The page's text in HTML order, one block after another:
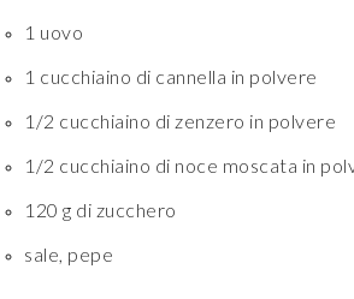
1 uovo
1 cucchiaino di cannella in polvere
1/2 cucchiaino di zenzero in polvere
1/2 cucchiaino di noce moscata in
120 g di zucchero
sale, pepe